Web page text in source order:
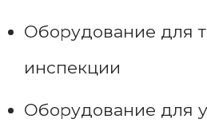
Оборудование для
инспекции
Оборудование для